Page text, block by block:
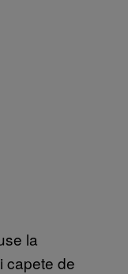
la
capete de